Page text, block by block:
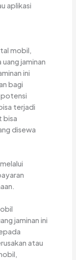
aplikasi
mobil,
jaminan
ini
bagi
potensi
terjadi
bisa
disewa
jaminan ini
atau